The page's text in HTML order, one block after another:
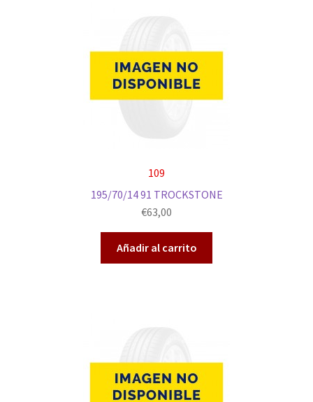
109
195/70/14 91 TROCKSTONE
€63,00
Añadir al carrito